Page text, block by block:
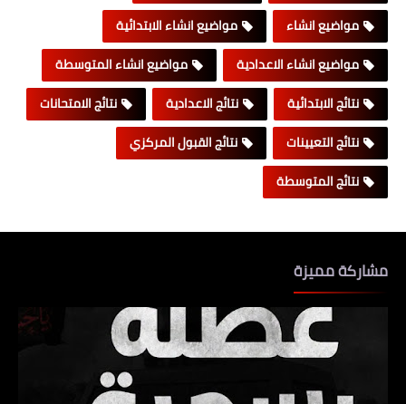
مواضيع انشاء
مواضيع انشاء الابتدائية
مواضيع انشاء الاعدادية
مواضيع انشاء المتوسطة
نتائج الابتدائية
نتائج الاعدادية
نتائج الامتحانات
نتائج التعيينات
نتائج القبول المركزي
نتائج المتوسطة
مشاركة مميزة